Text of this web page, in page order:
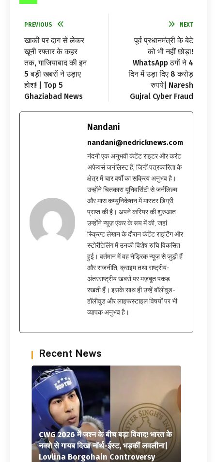
PREVIOUS
खाकी पर दाग से लेकर
खूनी रफ्तार के कहर
तक, गाजियाबाद की इन
5 बड़ी खबरों ने उड़ाए
होश! | Top 5
Ghaziabad News
NEXT
पूर्व प्रधानमंत्री के बेटे
को भी नहीं छोड़ा!
WhatsApp ठगों ने 4
दिन में उड़ा दिए 8 करोड़
रुपये| Naresh
Gujral Cyber Fraud
Nandani
nandani@nedricknews.com
नंदनी एक अनुभवी कंटेंट राइटर और करंट
अफेयर्स जर्नलिस्ट हैं, जिन्हें पत्रकारिता के
क्षेत्र में चार वर्षों का सक्रिय अनुभव है।
उन्होंने चितकारा यूनिवर्सिटी से जर्नलिज़्म
और मास कम्युनिकेशन में मास्टर डिग्री
प्राप्त की है। अपने करियर की शुरुआत
उन्होंने न्यूज़ एंकर के रूप में की, जहां
स्क्रिप्ट लेखन के दौरान कंटेंट राइटिंग और
स्टोरीटेलिंग में उनकी विशेष रुचि विकसित
हुई। वर्तमान में वह नेड्रिक न्यूज़ से जुड़ी हैं
और राजनीति, क्राइम तथा राष्ट्रीय-
अंतरराष्ट्रीय खबरों पर मज़बूत पकड़
रखती हैं। इसके साथ ही उन्हें बॉलीवुड-
हॉलीवुड और लाइफस्टाइल विषयों पर भी
व्यापक अनुभव है।
Recent News
CWG 2026 में जश्न के बीच बड़ा विवाद! भारत के
नक्शे से गायब दिखा नॉर्थ-ईस्ट, भड़कीं लवलीना|
Lovlina Borgohain Controversy